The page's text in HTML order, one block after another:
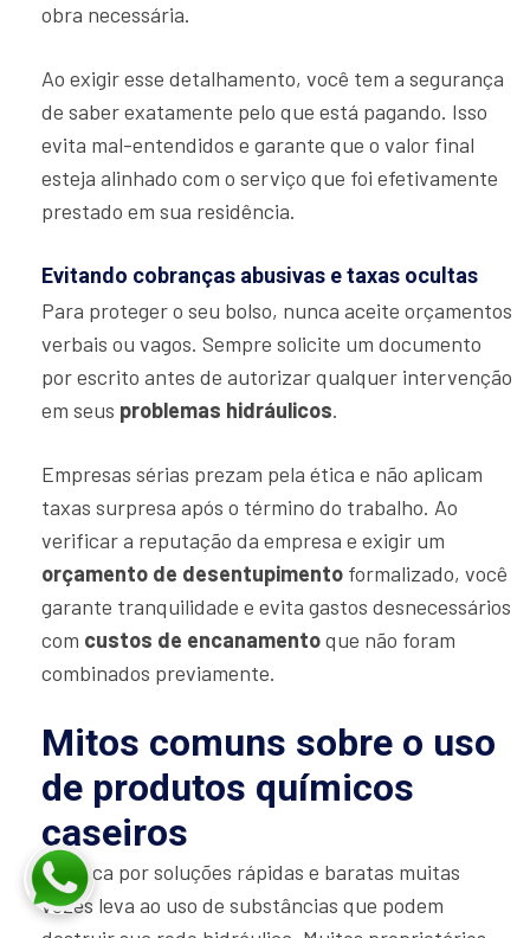
obra necessária.
Ao exigir esse detalhamento, você tem a segurança
de saber exatamente pelo que está pagando. Isso
evita mal-entendidos e garante que o valor final
esteja alinhado com o serviço que foi efetivamente
prestado em sua residência.
Evitando cobranças abusivas e taxas ocultas
Para proteger o seu bolso, nunca aceite orçamentos
verbais ou vagos. Sempre solicite um documento
por escrito antes de autorizar qualquer intervenção
em seus problemas hidráulicos.
Empresas sérias prezam pela ética e não aplicam
taxas surpresa após o término do trabalho. Ao
verificar a reputação da empresa e exigir um
orçamento de desentupimento formalizado, você
garante tranquilidade e evita gastos desnecessários
com custos de encanamentoque não foram
combinados previamente.
Mitos comuns sobre o uso
de produtos químicos
caseiros
A busca por soluções rápidas e baratas muitas
vezes leva ao uso de substâncias que podem